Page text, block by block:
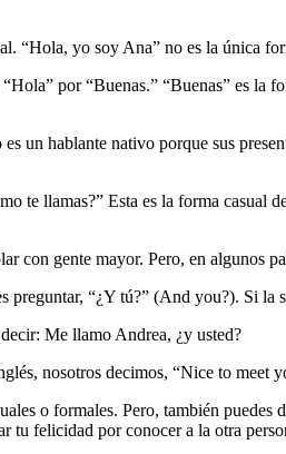
“Hola, yo soy Ana” no es la única
por “Buenas.” “Buenas” es la
un hablante nativo porque sus
te llamas?” Esta es la forma
con gente mayor. Pero, en algunos
“¿Y tú?” (And you?). Si la
Me llamo Andrea, ¿y usted?
nosotros decimos, “Nice to
o formales. Pero, también
tu felicidad por conocer a la otra